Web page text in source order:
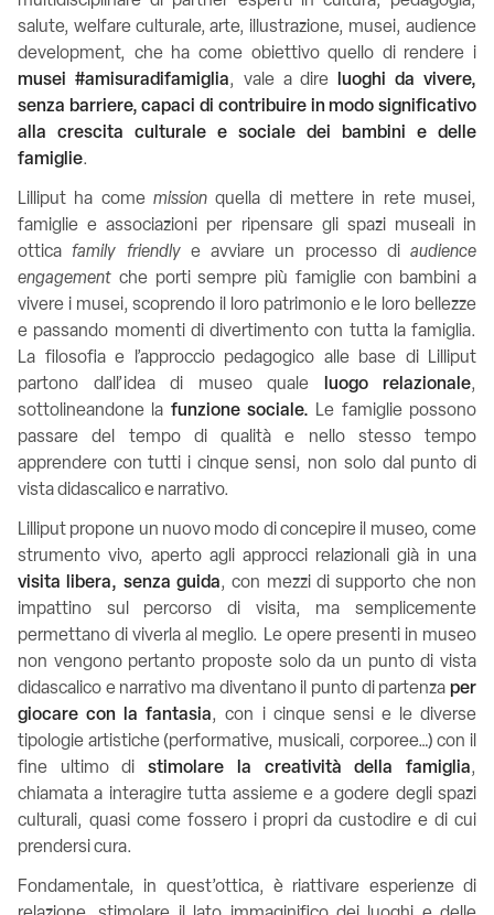
salute, welfare culturale, arte, illustrazione, musei, audience
development, che ha come obiettivo quello di rendere i
musei #amisuradifamiglia, vale a direluoghi da vivere,
senza barriere, capaci di contribuire in modo significativo
alla crescita culturale e sociale dei bambini e delle
famiglie.
Lilliput ha come mission quella di mettere in rete musei,
famiglie e associazioni per ripensare gli spazi museali in
ottica family friendlye avviare un processo di audience
engagement che porti sempre più famiglie con bambini a
vivere i musei, scoprendo il loro patrimonio e le loro bellezze
e passando momenti di divertimento con tutta la famiglia.
La filosofia e l’approccio pedagogico alle base di Lilliput
partono dall’idea di museo quale luogo relazionale,
sottolineandone la funzione sociale. Le famiglie possono
passare del tempo di qualità e nello stesso tempo
apprendere con tutti i cinque sensi, non solo dal punto di
vista didascalico e narrativo.
Lilliput propone un nuovo modo di concepire il museo, come
strumento vivo, aperto agli approcci relazionali già in una
visita libera, senza guida, con mezzi di supporto che non
impattino sul percorso di visita, ma semplicemente
permettano di viverla al meglio. Le opere presenti in museo
non vengono pertanto proposte solo da un punto di vista
didascalico e narrativo ma diventano il punto di partenza per
giocare con la fantasia, con i cinque sensi e le diverse
tipologie artistiche (performative, musicali, corporee…) con il
fine ultimo distimolare la creatività della famiglia,
chiamata a interagire tutta assieme e a godere degli spazi
culturali, quasi come fossero i propri da custodire e di cui
prendersi cura.
Fondamentale, in quest’ottica, è riattivare esperienze di